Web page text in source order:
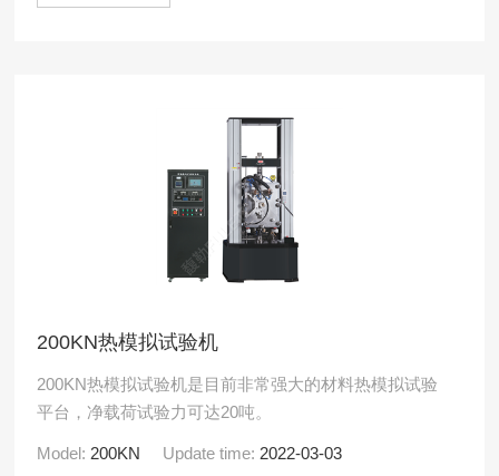
200KN热模拟试验机
200KN热模拟试验机是目前非常强大的材料热模拟试验
平台，净载荷试验力可达20吨。
Model: 200KN Update time: 2022-03-03